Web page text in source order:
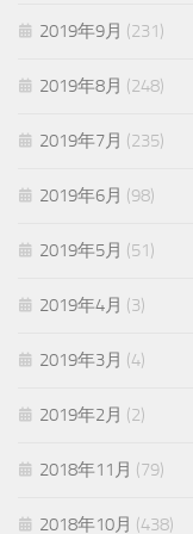
2019年9月 (231)
2019年8月 (248)
2019年7月 (235)
2019年6月 (98)
2019年5月 (51)
2019年4月 (3)
2019年3月 (4)
2019年2月 (2)
2018年11月 (79)
2018年10月 (438)